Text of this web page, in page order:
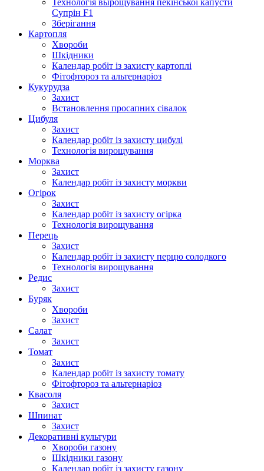
Супрін F1
Зберігання
Картопля
Хвороби
Шкідники
Календар робіт із захисту картоплі
Фітофтороз та альтернаріоз
Кукурудза
Захист
Встановлення просапних сівалок
Цибуля
Захист
Календар робіт із захисту цибулі
Технологія вирощування
Морква
Захист
Календар робіт із захисту моркви
Огірок
Захист
Календар робіт із захисту огірка
Технологія вирощування
Перець
Захист
Календар робіт із захисту перцю солодкого
Технологія вирощування
Редис
Захист
Буряк
Хвороби
Захист
Салат
Захист
Томат
Захист
Календар робіт із захисту томату
Фітофтороз та альтернаріоз
Квасоля
Захист
Шпинат
Захист
Декоративні культури
Хвороби газону
Шкідники газону
Календар робіт із захисту газону